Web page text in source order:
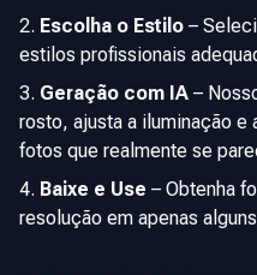
Escolha o Estilo –
estilos profissionais
Geração com IA –
rosto, ajusta a iluminação e
fotos que realmente se
Baixe e Use – Obtenha
resolução em apenas